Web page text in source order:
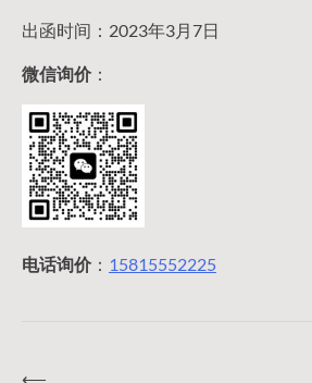
出函时间：2023年3月7日
微信询价：
电话询价： 15815552225
⟵